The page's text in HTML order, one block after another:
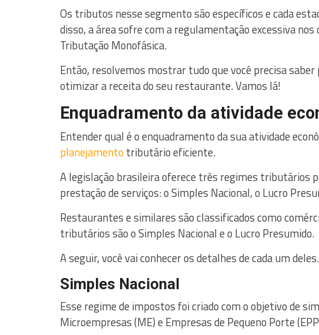
Os tributos nesse segmento são específicos e cada
disso, a área sofre com a regulamentação excessiva
Tributação Monofásica.
Então, resolvemos mostrar tudo que você precisa
otimizar a receita do seu restaurante. Vamos lá!
Enquadramento da atividade
Entender qual é o enquadramento da sua atividade
planejamento tributário eficiente.
A legislação brasileira oferece três regimes tributários
prestação de serviços: o Simples Nacional, o Lucro
Restaurantes e similares são classificados como
tributários são o Simples Nacional e o Lucro Presumido.
A seguir, você vai conhecer os detalhes de cada um
Simples Nacional
Esse regime de impostos foi criado com o objetivo de
Microempresas (ME) e Empresas de Pequeno Porte